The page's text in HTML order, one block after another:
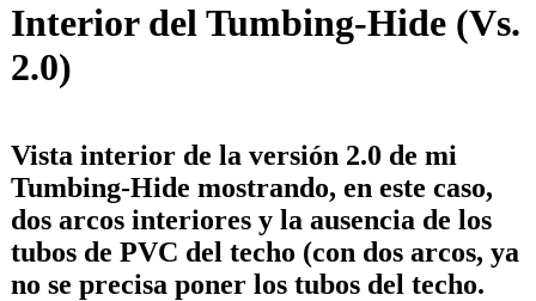
Interior del Tumbing-Hide (Vs.
2.0)
Vista interior de la versión 2.0 de mi
Tumbing-Hide mostrando, en este caso,
dos arcos interiores y la ausencia de los
tubos de PVC del techo (con dos arcos, ya
no se precisa poner los tubos del techo.